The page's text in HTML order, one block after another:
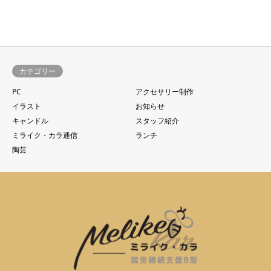
カテゴリー
PC
アクセサリー制作
イラスト
お知らせ
キャンドル
スタッフ紹介
ミライク・カラ通信
ランチ
陶芸